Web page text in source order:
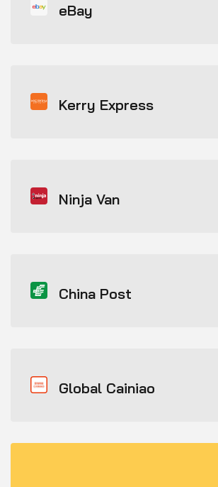
eBay
Kerry Express
Ninja Van
China Post
Global Cainiao